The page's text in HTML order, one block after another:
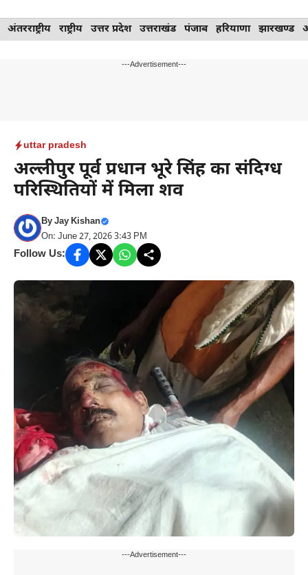
Skip
to
अंतरराष्ट्रीय राष्ट्रीय उत्तर प्रदेश उत्तराखंड पंजाब हरियाणा झारखण्ड
---Advertisement---
uttar pradesh
अल्लीपुर पूर्व प्रधान भूरे सिंह का संदिग्ध
परिस्थितियों में मिला शव
ByJay Kishan
On: June 27, 2026 3:43 PM
Follow Us:
---Advertisement---